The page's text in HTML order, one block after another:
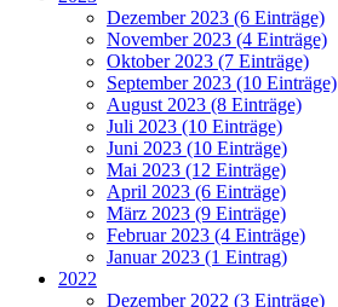
Dezember 2023 (6 Einträge)
November 2023 (4 Einträge)
Oktober 2023 (7 Einträge)
September 2023 (10 Einträge)
August 2023 (8 Einträge)
Juli 2023 (10 Einträge)
Juni 2023 (10 Einträge)
Mai 2023 (12 Einträge)
April 2023 (6 Einträge)
März 2023 (9 Einträge)
Februar 2023 (4 Einträge)
Januar 2023 (1 Eintrag)
2022
Dezember 2022 (3 Einträge)